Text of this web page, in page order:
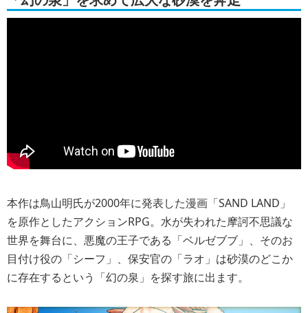
本作は鳥山明氏が2000年に発表した漫画「SAND LAND」
を原作としたアクションRPG。水が失われた摩訶不思議な
世界を舞台に、悪魔の王子である「ベルゼブブ」、そのお
目付け役の「シーフ」、保安官の「ラオ」は砂漠のどこか
に存在するという「幻の泉」を探す旅に出ます。